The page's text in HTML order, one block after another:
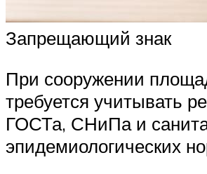
Запрещающий знак
При сооружении
требуется учитывать
ГОСТа, СНиПа и
эпидемиологических